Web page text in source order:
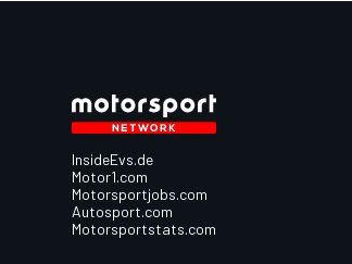
InsideEvs.de
Motor1.com
Motorsportjobs.com
Autosport.com
Motorsportstats.com